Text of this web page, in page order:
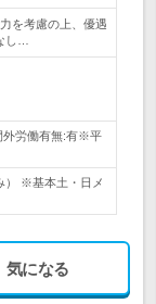
を考慮の上、優遇
し…
外労働有無:有※平
） ※基本土・日メ
気になる